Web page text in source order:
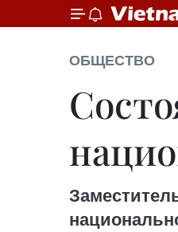
ОБЩЕСТВО